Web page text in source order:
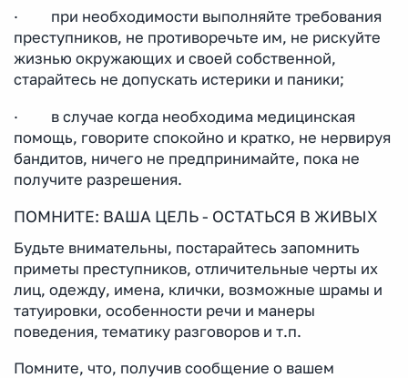
· при необходимости выполняйте требования
преступников, не противоречьте им, не рискуйте
жизнью окружающих и своей собственной,
старайтесь не допускать истерики и паники;
· в случае когда необходима медицинская
помощь, говорите спокойно и кратко, не нервируя
бандитов, ничего не предпринимайте, пока не
получите разрешения.
ПОМНИТЕ: ВАША ЦЕЛЬ - ОСТАТЬСЯ В ЖИВЫХ
Будьте внимательны, постарайтесь запомнить
приметы преступников, отличительные черты их
лиц, одежду, имена, клички, возможные шрамы и
татуировки, особенности речи и манеры
поведения, тематику разговоров и т.п.
Помните, что, получив сообщение о вашем